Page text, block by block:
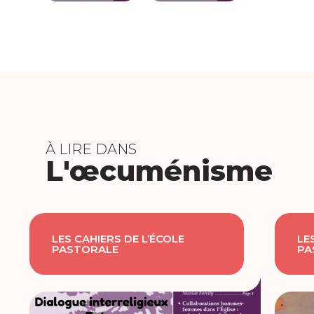
À LIRE DANS
L'œcuménisme
LES CAHIERS DE L’ÉCOLE
PASTORALE